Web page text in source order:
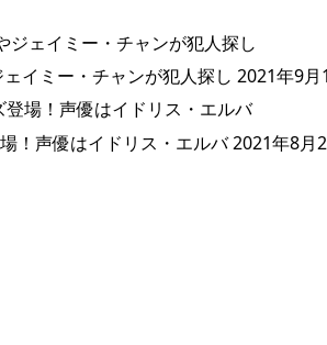
イミー・チャンが犯人探し 2021年9月
！声優はイドリス・エルバ 2021年8